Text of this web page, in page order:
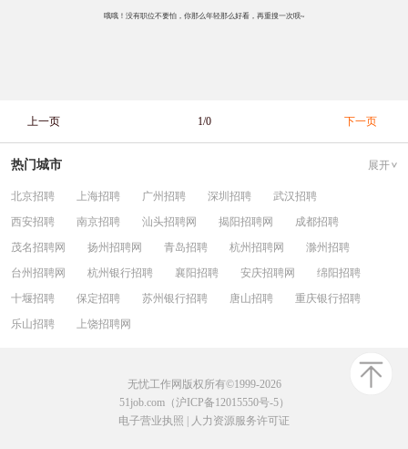
哦哦！没有职位不要怕，你那么年轻那么好看，再重搜一次呗~
上一页 1/0 下一页
热门城市 展开
北京招聘 上海招聘 广州招聘 深圳招聘
武汉招聘
西安招聘
南京招聘 汕头招聘网 揭阳招聘网
成都招聘
茂名招聘网
扬州招聘网 青岛招聘 杭州招聘网
滁州招聘
台州招聘网
杭州银行招聘 襄阳招聘 安庆招聘网
绵阳招聘
十堰招聘
保定招聘 苏州银行招聘 唐山招聘
重庆银行招聘
乐山招聘
上饶招聘网
无忧工作网版权所有©1999-2026
51job.com（沪ICP备12015550号-5）
电子营业执照
人力资源服务许可证